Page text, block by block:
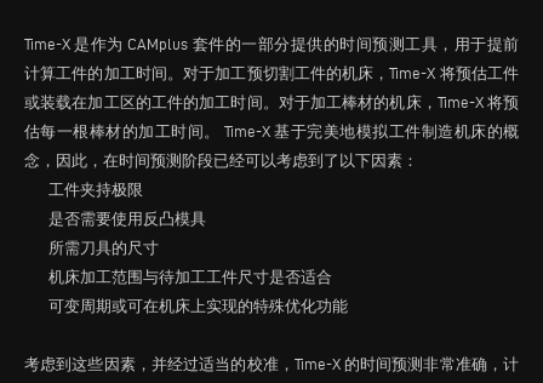
Time-X 是作为 CAMplus 套件的一部分提供的时间预测工具，用于提前
计算工件的加工时间。对于加工预切割工件的机床，Time-X 将预估工件
或装载在加工区的工件的加工时间。对于加工棒材的机床，Time-X 将预
估每一根棒材的加工时间。 Time-X 基于完美地模拟工件制造机床的概
念，因此，在时间预测阶段已经可以考虑到了以下因素：
工件夹持极限
是否需要使用反凸模具
所需刀具的尺寸
机床加工范围与待加工工件尺寸是否适合
可变周期或可在机床上实现的特殊优化功能
考虑到这些因素，并经过适当的校准，Time-X 的时间预测非常准确，计